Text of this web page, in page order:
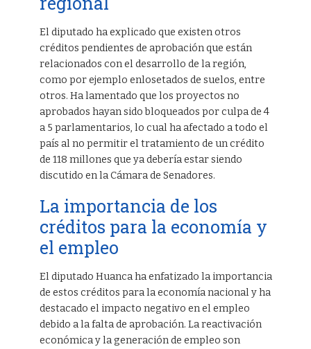
El diputado ha explicado que existen otros
créditos pendientes de aprobación que están
relacionados con el desarrollo de la región,
como por ejemplo enlosetados de suelos, entre
otros. Ha lamentado que los proyectos no
aprobados hayan sido bloqueados por culpa de 4
a 5 parlamentarios, lo cual ha afectado a todo el
país al no permitir el tratamiento de un crédito
de 118 millones que ya debería estar siendo
discutido en la Cámara de Senadores.
La importancia de los
créditos para la economía y
el empleo
El diputado Huanca ha enfatizado la importancia
de estos créditos para la economía nacional y ha
destacado el impacto negativo en el empleo
debido a la falta de aprobación. La reactivación
económica y la generación de empleo son